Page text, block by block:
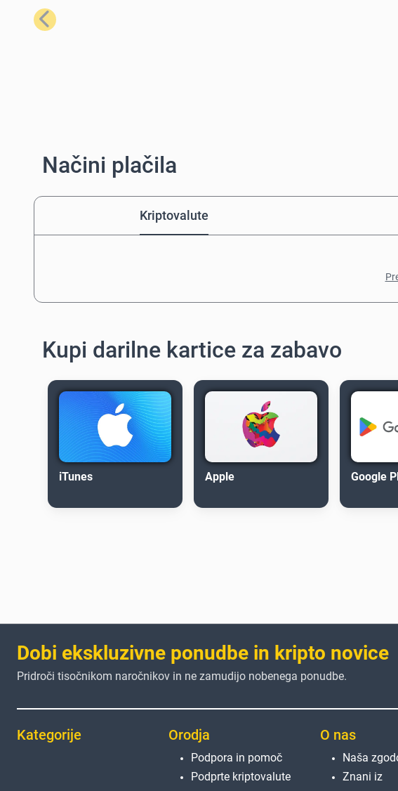
Prejšnji
Načini plačila
Kriptovalute
Kupi darilne kartice za zabavo
iTunes Apple Google
Dobi ekskluzivne ponudbe in kripto novice
Pridroči tisočnikom naročnikov in ne zamudijo nobenega ponudbe.
Kategorije Orodja
Podpora in pomoč
Podprte kriptovalute
O nas
Naša
Znani iz